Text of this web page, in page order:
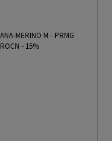
MERINO M - PRMG
- 15%